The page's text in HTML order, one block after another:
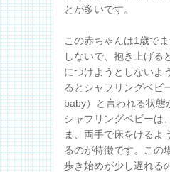
とが多いです。
この赤ちゃんは1歳で
しないで、抱き上げる
につけようとしないよ
るとシャフリングベビ
baby）と言われる状態
シャフリングベビーは
ま、両手で床をけるよ
るのが特徴です。この
歩き始めが少し遅れる